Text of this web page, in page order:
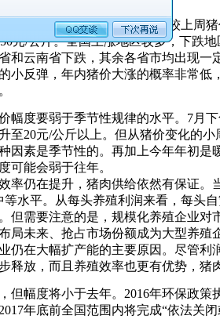
昨日猪价上涨0.03元/公斤，较上周
元/公斤。全国上涨地区较多，下跌
和云南省下跌，其余各省市均出现一
小反弹，年内猪价大涨的概率非常低
幅度要弱于季节性规律的水平。7月
至20元/公斤以上。但从猪价变化的
因素是季节性的。再加上今年年初是
可能会弱于往年。
率仍在提升，猪肉供给依然有保证。
水平。从每头养殖利润来看，每头
但需要注意的是，规模化养殖企业对
局未来、抢占市场份额成为大型养殖
仍在大幅扩产能的主要原因。尽管利
释放，而且养殖效率也更有优势，猪
但幅度将小于去年。2016年环保政策
年底前全国范围内将完成“依法关